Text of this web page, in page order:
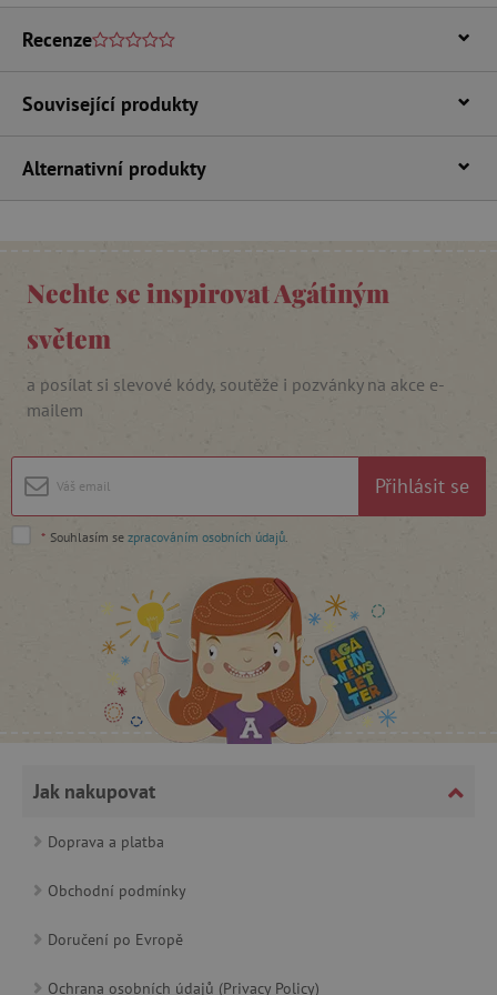
Recenze
Související produkty
Alternativní produkty
Nechte se inspirovat Agátiným
světem
a posílat si slevové kódy, soutěže i pozvánky na akce e-
mailem
Přihlásit se
* Souhlasím se zpracováním osobních údajů
Jak nakupovat
Doprava a platba
Obchodní podmínky
Doručení po Evropě
Ochrana osobních údajů (Privacy Policy)
základní funkce webových stránek, jako je
cookie správně používat.
Název
__cf_bm
.vimeo.com